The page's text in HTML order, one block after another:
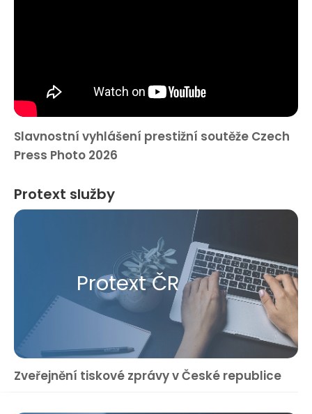
Slavnostní vyhlášení prestižní soutěže Czech
Press Photo 2026
Protext služby
Protext ČR
Zveřejnění tiskové zprávy v České republice